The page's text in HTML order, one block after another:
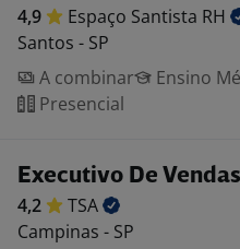
4,9 Espaço Santista RH
Santos - SP
A combinar
Ensino
Presencial
Executivo De Vendas
4,2
TSA
Campinas - SP